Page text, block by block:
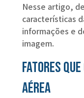
Nesse artigo,
características
informações e
imagem.
Fatores
aérea